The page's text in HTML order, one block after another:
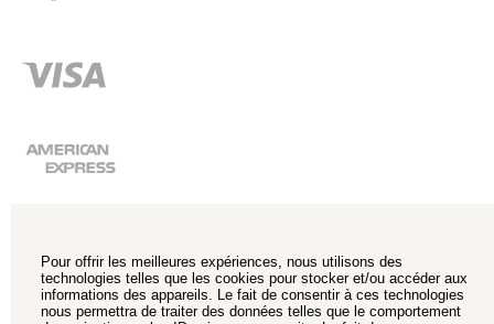
Pour offrir les meilleures expériences, nous utilisons des
technologies telles que les cookies pour stocker et/ou accéder aux
informations des appareils. Le fait de consentir à ces technologies
nous permettra de traiter des données telles que le comportement